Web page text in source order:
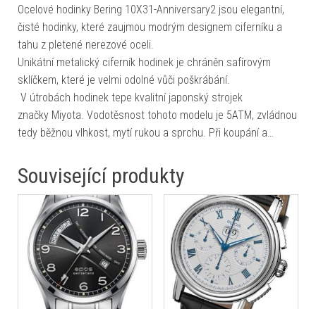
Ocelové hodinky Bering 10X31-Anniversary2 jsou elegantní,
čisté hodinky, které zaujmou modrým designem ciferníku a
tahu z pletené nerezové oceli.
Unikátní metalický ciferník hodinek je chráněn safírovým
sklíčkem, které je velmi odolné vůči poškrábání.
V útrobách hodinek tepe kvalitní japonský strojek
značky Miyota. Vodotěsnost tohoto modelu je 5ATM, zvládnou
tedy běžnou vlhkost, mytí rukou a sprchu. Při koupání a…
Související produkty